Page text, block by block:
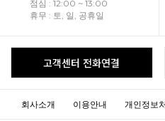
점심 : 12:00 ~ 13:00
휴무 : 토, 일, 공휴일
고객센터 전화연결
회사소개 이용안내 개인정보